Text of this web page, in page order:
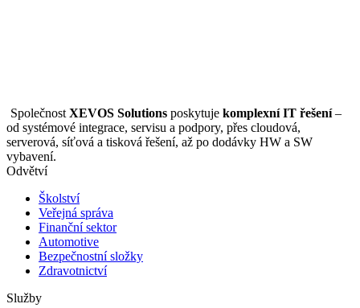
Společnost XEVOS Solutions poskytuje komplexní IT řešení–
od systémové integrace, servisu a podpory, přes cloudová,
serverová, síťová a tisková řešení, až po dodávky HW a SW
vybavení.
Odvětví
Školství
Veřejná správa
Finanční sektor
Automotive
Bezpečnostní složky
Zdravotnictví
Služby